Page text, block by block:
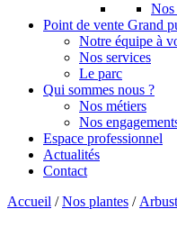
Nos
Point de vente Grand
Notre équipe à
Nos services
Le parc
Qui sommes nous ?
Nos métiers
Nos
Espace professionnel
Actualités
Contact
Accueil /Nos plantes /